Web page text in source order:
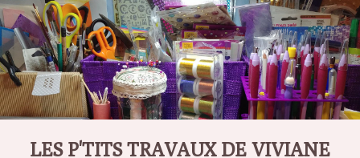
LES P'TITS TRAVAUX DE VIVIANE